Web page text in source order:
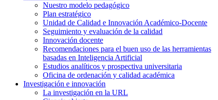
Nuestro modelo pedagógico
Plan estratégico
Unidad de Calidad e Innovación Académico-Docente
Seguimiento y evaluación de la calidad
Innovación docente
Recomendaciones para el buen uso de las herramientas
basadas en Inteligencia Artificial
Estudios analíticos y prospectiva universitaria
Oficina de ordenación y calidad académica
Investigación e innovación
La investigación en la URL